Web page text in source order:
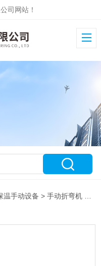
司网站！
温手动设备 >手动折弯机